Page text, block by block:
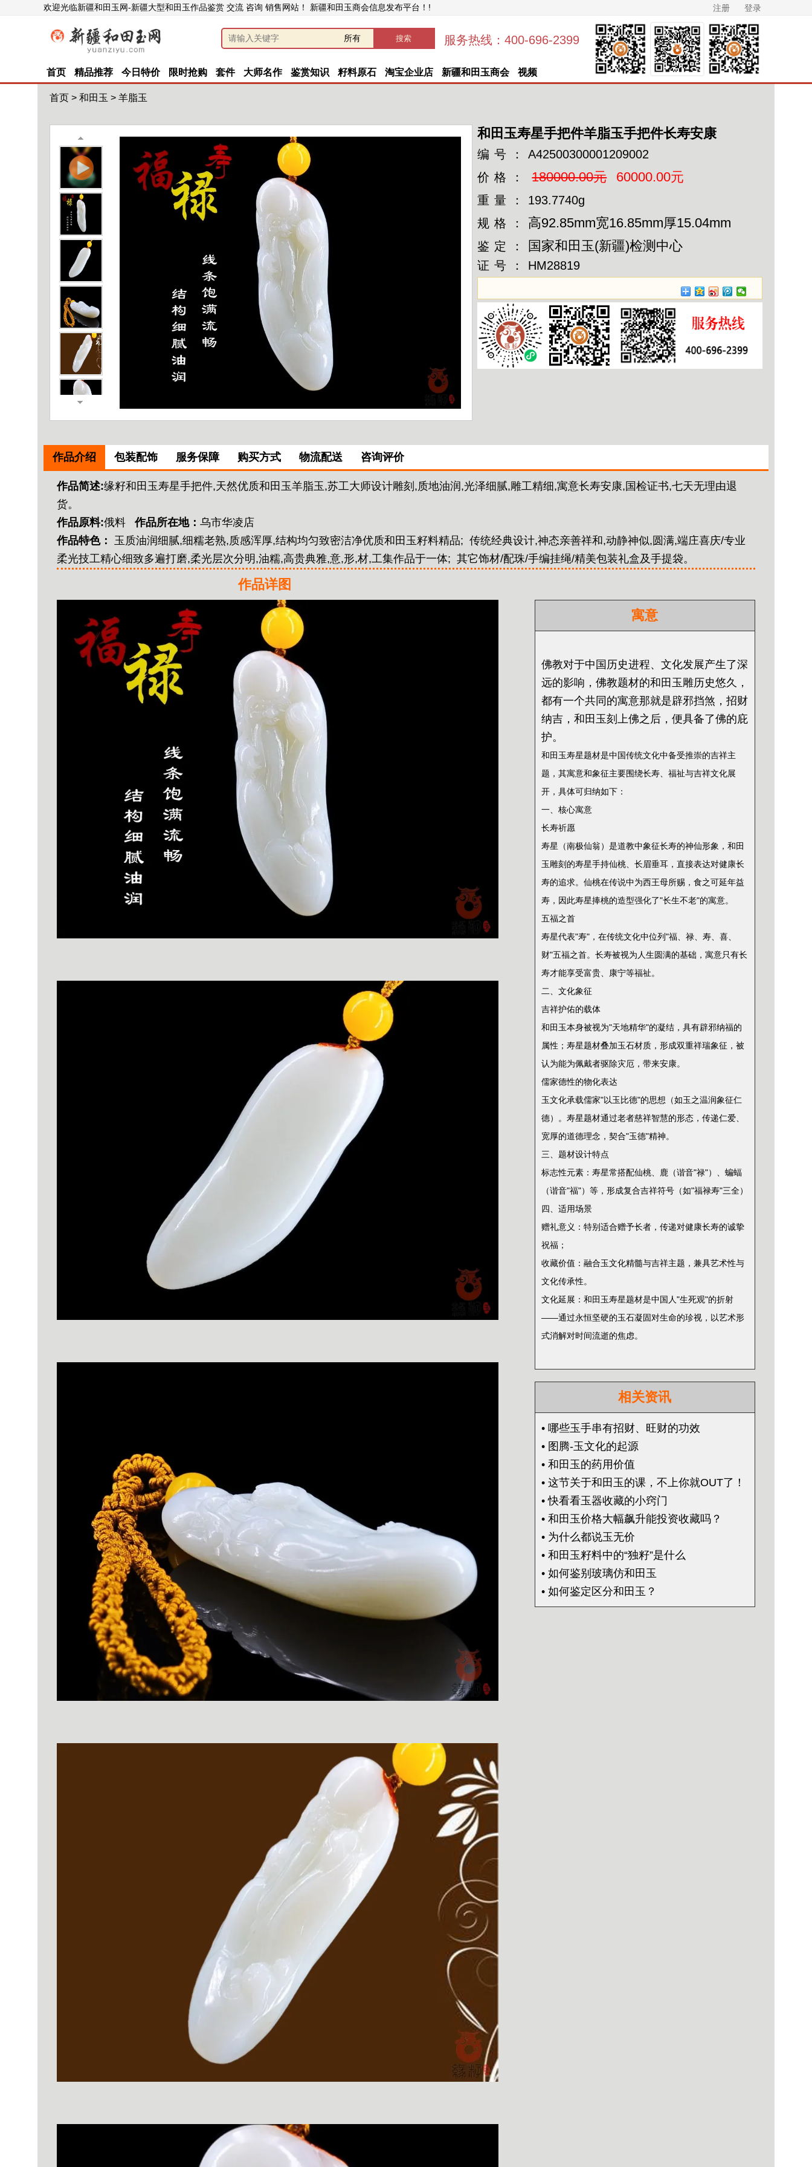
欢迎光临新疆和田玉网-新疆大型和田玉作品鉴赏 交流 咨询 销售网站！ 新疆和田玉商会信息发布平台！! 注册 登录
服务热线：400-696-2399
首页 精品推荐 今日特价 限时抢购 套件 大师名作 鉴赏知识 籽料原石 淘宝企业店 新疆和田玉商会 视频
首页 > 和田玉 > 羊脂玉
和田玉寿星手把件羊脂玉手把件长寿安康
编号：A42500300001209002
价格：
180000.00元 60000.00元
重量： 193.7740g
规格： 高92.85mm宽16.85mm厚15.04mm
鉴定： 国家和田玉(新疆)检测中心
证号： HM28819
作品介绍 包装配饰 服务保障 购买方式 物流配送 咨询评价
作品简述:缘籽和田玉寿星手把件,天然优质和田玉羊脂玉,苏工大师设计雕刻,质地油润,光泽细腻,雕工精细,寓意长寿安康,国检证书,七天无理由退
货。
作品原料:俄料 作品所在地： 乌市华凌店
作品特色：
玉质油润细腻,细糯老熟,质感浑厚,结构均匀致密洁净优质和田玉籽料精品; 传统经典设计,神态亲善祥和,动静神似,圆满,端庄喜庆/专业
柔光技工精心细致多遍打磨,柔光层次分明,油糯,高贵典雅,意,形,材,工集作品于一体; 其它饰材/配珠/手编挂绳/精美包装礼盒及手提袋。
作品详图
寓意
佛教对于中国历史进程、文化发展产生了深
远的影响，佛教题材的和田玉雕历史悠久，
都有一个共同的寓意那就是辟邪挡煞，招财
纳吉，和田玉刻上佛之后，便具备了佛的庇
护。
和田玉寿星题材是中国传统文化中备受推崇的吉祥主
题，其寓意和象征主要围绕长寿、福祉与吉祥文化展
开，具体可归纳如下：
一、核心寓意
‌长寿祈愿‌
寿星（南极仙翁）是道教中象征长寿的神仙形象，和田
玉雕刻的寿星手持仙桃、长眉垂耳，直接表达对健康长
寿的追求。仙桃在传说中为西王母所赐，食之可延年益
寿，因此寿星捧桃的造型强化了"长生不老"的寓意。
‌五福之首‌
寿星代表"寿"，在传统文化中位列"福、禄、寿、喜、
财"五福之首。长寿被视为人生圆满的基础，寓意只有长
寿才能享受富贵、康宁等福祉。
二、文化象征
‌吉祥护佑的载体‌
和田玉本身被视为"天地精华"的凝结，具有辟邪纳福的
属性；寿星题材叠加玉石材质，形成双重祥瑞象征，被
认为能为佩戴者驱除灾厄，带来安康。
‌儒家德性的物化表达‌
玉文化承载儒家"以玉比德"的思想（如玉之温润象征仁
德）。寿星题材通过老者慈祥智慧的形态，传递仁爱、
宽厚的道德理念，契合"玉德"精神。
三、题材设计特点
‌标志性元素‌：寿星常搭配仙桃、鹿（谐音"禄"）、蝙蝠
（谐音"福"）等，形成复合吉祥符号（如"福禄寿"三全）
四、适用场景
‌赠礼意义‌：特别适合赠予长者，传递对健康长寿的诚挚
祝福；
‌收藏价值‌：融合玉文化精髓与吉祥主题，兼具艺术性与
文化传承性。
‌文化延展‌：和田玉寿星题材是中国人"生死观"的折射
——通过永恒坚硬的玉石凝固对生命的珍视，以艺术形
式消解对时间流逝的焦虑。
相关资讯
• 哪些玉手串有招财、旺财的功效
• 图腾-玉文化的起源
• 和田玉的药用价值
• 这节关于和田玉的课，不上你就OUT了！
• 快看看玉器收藏的小窍门
• 和田玉价格大幅飙升能投资收藏吗？
• 为什么都说玉无价
• 和田玉籽料中的“独籽”是什么
• 如何鉴别玻璃仿和田玉
• 如何鉴定区分和田玉？